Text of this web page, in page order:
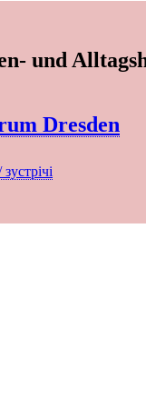
und
Dresden